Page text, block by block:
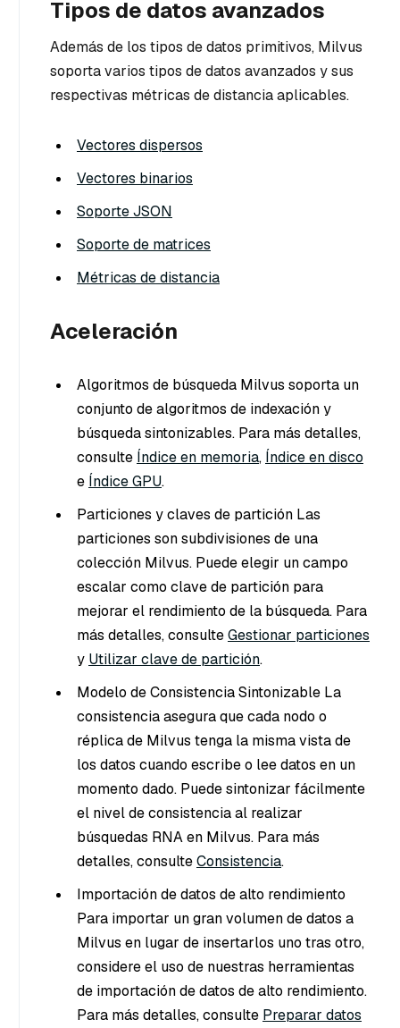
Tipos de datos avanzados
Además de los tipos de datos primitivos, Milvus
soporta varios tipos de datos avanzados y sus
respectivas métricas de distancia aplicables.
Vectores dispersos
Vectores binarios
Soporte JSON
Soporte de matrices
Métricas de distancia
Aceleración
Algoritmos de búsqueda Milvus soporta un
conjunto de algoritmos de indexación y
búsqueda sintonizables. Para más detalles,
consulte Índice en memoria, Índice en disco
e Índice GPU.
Particiones y claves de partición Las
particiones son subdivisiones de una
colección Milvus. Puede elegir un campo
escalar como clave de partición para
mejorar el rendimiento de la búsqueda. Para
más detalles, consulteGestionar particiones
y Utilizar clave de partición.
Modelo de Consistencia Sintonizable La
consistencia asegura que cada nodo o
réplica de Milvus tenga la misma vista de
los datos cuando escribe o lee datos en un
momento dado. Puede sintonizar fácilmente
el nivel de consistencia al realizar
búsquedas RNA en Milvus. Para más
detalles, consulteConsistencia.
Importación de datos de alto rendimiento
Para importar un gran volumen de datos a
Milvus en lugar de insertarlos uno tras otro,
considere el uso de nuestras herramientas
de importación de datos de alto rendimiento.
Para más detalles, consulte Preparar datos